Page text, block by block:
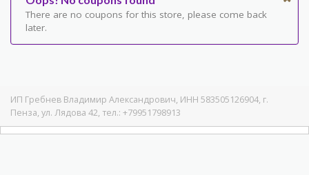
There are no coupons for this store, please come back
later.
ИП Гребнев Владимир Александрович, ИНН 583505126904, г.
Пенза, ул. Лядова 42, тел.: +79951798913